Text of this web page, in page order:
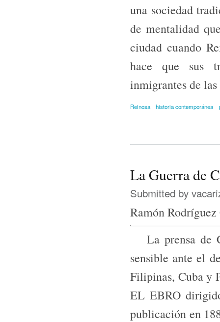
una sociedad
de mentalidad
ciudad cuando
hace que sus
inmigrantes de
Reinosa historia contemporánea
La Guerra de
Submitted by
Ramón Rodríguez
La prensa de
sensible ante el
Filipinas, Cuba y
EL EBRO
publicación en